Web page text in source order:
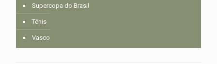
Supercopa do Brasil
Tênis
Vasco